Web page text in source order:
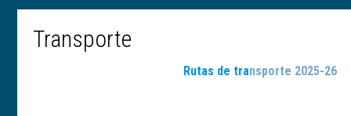
Transporte
Rutas de transporte 2025-26